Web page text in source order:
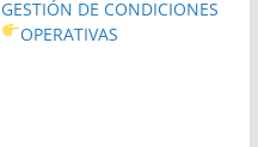
GESTIÓN DE CONDICIONES
OPERATIVAS